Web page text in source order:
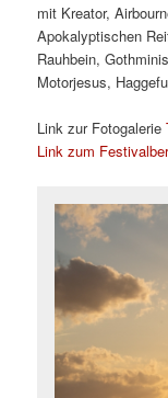
mit Kreator,
Apokalyptischen
Rauhbein,
Motorjesus,
Link zur Fotogalerie
Link zum